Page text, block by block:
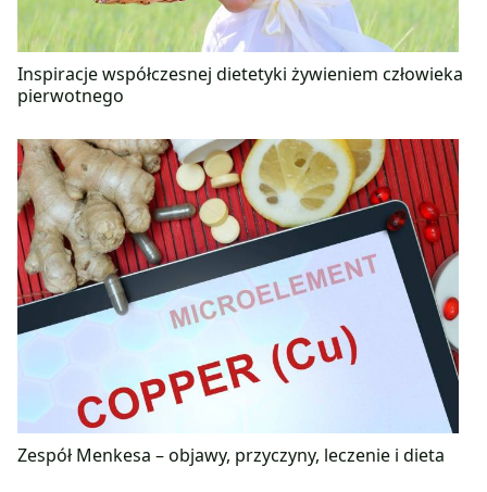
Inspiracje współczesnej dietetyki żywieniem człowieka
pierwotnego
Zespół Menkesa – objawy, przyczyny, leczenie i dieta